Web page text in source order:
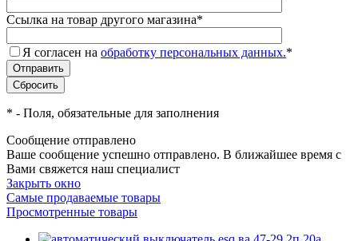
Ссылка на товар другого магазина*
Я согласен на обработку персональных данных.*
* - Поля, обязательные для заполнения
Сообщение отправлено
Ваше сообщение успешно отправлено. В ближайшее время с
Вами свяжется наш специалист
Закрыть окно
Самые продаваемые товары
Просмотренные товары